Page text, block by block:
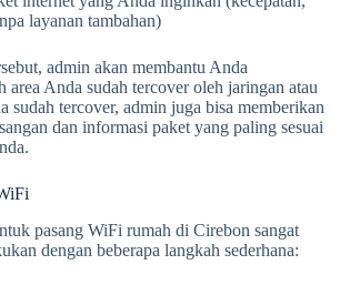
layanan tambahan)
admin akan membantu Anda
area Anda sudah tercover oleh jaringan atau
sudah tercover, admin juga bisa memberikan
dan informasi paket yang paling sesuai
pasang WiFi rumah di Cirebon sangat
dengan beberapa langkah sederhana: